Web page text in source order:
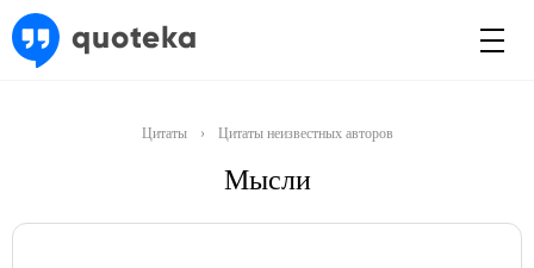
Цитаты › Цитаты неизвестных авторов
Мысли